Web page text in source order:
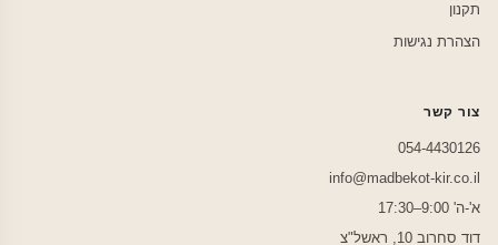
תקנון
הצהרת נגישות
צור קשר
054-4430126
info@madbekot-kir.co.il
א'-ה' 9:00–17:30
דוד סחרוב 10, ראשל"צ